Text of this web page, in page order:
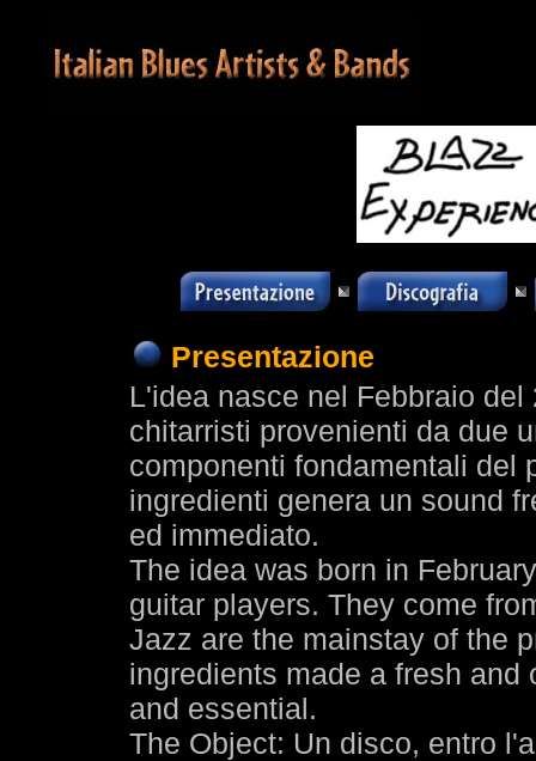
Presentazione
L'idea nasce nel Febbraio
chitarristi provenienti da due
componenti fondamentali del
ingredienti genera un sound
ed immediato.
The idea was born in
guitar players. They come
Jazz are the mainstay of the
ingredients made a fresh
and essential.
The Object: Un disco, entro